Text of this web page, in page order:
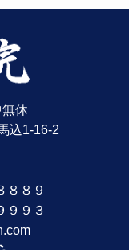
休
込1-16-2
８８９
９９３